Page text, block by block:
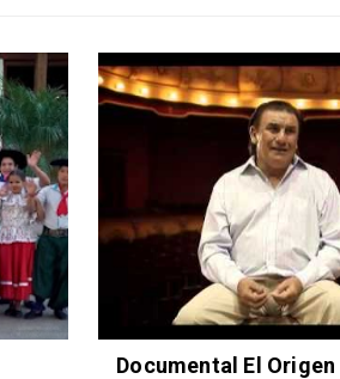
Documental El